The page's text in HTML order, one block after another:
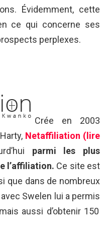
Évidemment, cette
ce qui concerne ses
perplexes.
Crée en 2003
Netaffiliation (lire
parmi les plus
l’affiliation. Ce site est
que dans de nombreux
Swelen lui a permis
aussi d’obtenir 150